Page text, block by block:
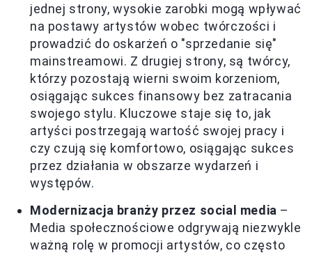
jednej strony, wysokie zarobki mogą wpływać
na postawy artystów wobec twórczości i
prowadzić do oskarżeń o "sprzedanie się"
mainstreamowi. Z drugiej strony, są twórcy,
którzy pozostają wierni swoim korzeniom,
osiągając sukces finansowy bez zatracania
swojego stylu. Kluczowe staje się to, jak
artyści postrzegają wartość swojej pracy i
czy czują się komfortowo, osiągając sukces
przez działania w obszarze wydarzeń i
występów.
Modernizacja branży przez social media –
Media społecznościowe odgrywają niezwykle
ważną rolę w promocji artystów, co często